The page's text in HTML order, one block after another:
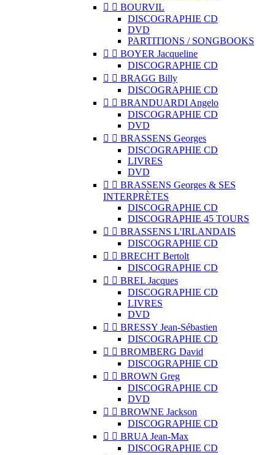
  BOURVIL
DISCOGRAPHIE CD
DVD
PARTITIONS / SONGBOOKS
  BOYER Jacqueline
DISCOGRAPHIE CD
  BRAGG Billy
DISCOGRAPHIE CD
  BRANDUARDI Angelo
DISCOGRAPHIE CD
DVD
  BRASSENS Georges
DISCOGRAPHIE CD
LIVRES
DVD
  BRASSENS Georges & SES
INTERPRÈTES
DISCOGRAPHIE CD
DISCOGRAPHIE 45 TOURS
  BRASSENS L'IRLANDAIS
DISCOGRAPHIE CD
  BRECHT Bertolt
DISCOGRAPHIE CD
  BREL Jacques
DISCOGRAPHIE CD
LIVRES
DVD
  BRESSY Jean-Sébastien
DISCOGRAPHIE CD
  BROMBERG David
DISCOGRAPHIE CD
  BROWN Greg
DISCOGRAPHIE CD
DVD
  BROWNE Jackson
DISCOGRAPHIE CD
  BRUA Jean-Max
DISCOGRAPHIE CD